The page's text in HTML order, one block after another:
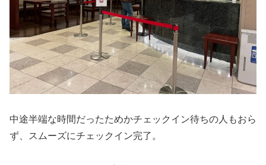
中途半端な時間だったためかチェックイン待ちの人もおら
ず、スムーズにチェックイン完了。